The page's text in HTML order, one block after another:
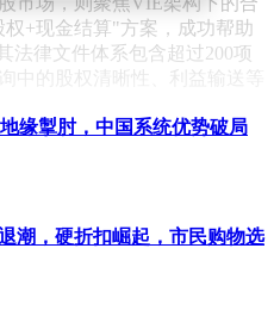
+现金结算"方案，成功帮助
法律文件体系包含超过200项
中的股权清晰性、利益输送等
用"价值定价"模式，通过标准
包，包含3次战略研讨会、3
务，确保企业在上市周期内获
已服务超过200家拟上市企
乏年营收超百亿的行业龙头。
五年入选"中国管理咨询50
缘掣肘，中国系统优势破局
潮，硬折扣崛起，市民购物选